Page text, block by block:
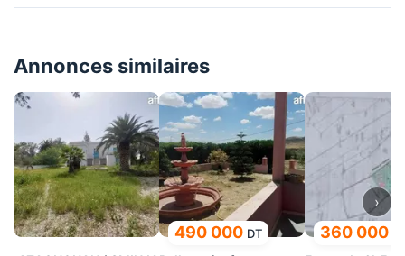
Annonces similaires
490 000 DT 360 000
›